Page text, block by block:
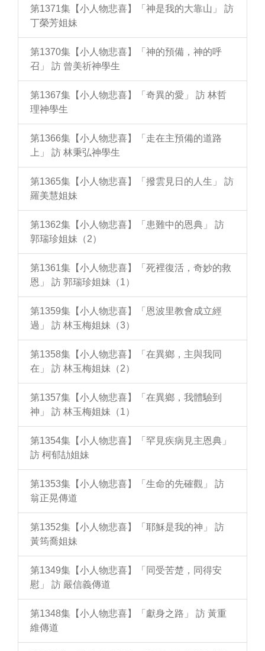
第1371集【小人物悲喜】「神是我的大靠山」 訪
丁榮芳姐妹
第1370集【小人物悲喜】「神的預備，神的呼
召」 訪 曾美祈神學生
第1367集【小人物悲喜】「奇異的愛」 訪 林哲
理神學生
第1366集【小人物悲喜】「走在主預備的道路
上」 訪 林秉弘神學生
第1365集【小人物悲喜】「撥雲見日的人生」 訪
羅美慧姐妹
第1362集【小人物悲喜】「患難中的恩典」 訪
郭瑞珍姐妹（2）
第1361集【小人物悲喜】「死裡復活，奇妙的救
恩」 訪 郭瑞珍姐妹（1）
第1359集【小人物悲喜】「恩波里教會成立經
過」 訪 林玉梅姐妹（3）
第1358集【小人物悲喜】「在異鄉，主與我同
在」 訪 林玉梅姐妹（2）
第1357集【小人物悲喜】「在異鄉，我體驗到
神」 訪 林玉梅姐妹（1）
第1354集【小人物悲喜】「罕見疾病見主恩典」
訪 柯郁劼姐妹
第1353集【小人物悲喜】「生命的先確觀」 訪
翁正晃傳道
第1352集【小人物悲喜】「耶穌是我的神」 訪
黃筠喬姐妹
第1349集【小人物悲喜】「同受苦楚，同得安
慰」 訪 嚴信義傳道
第1348集【小人物悲喜】「獻身之路」 訪 黃重
維傳道